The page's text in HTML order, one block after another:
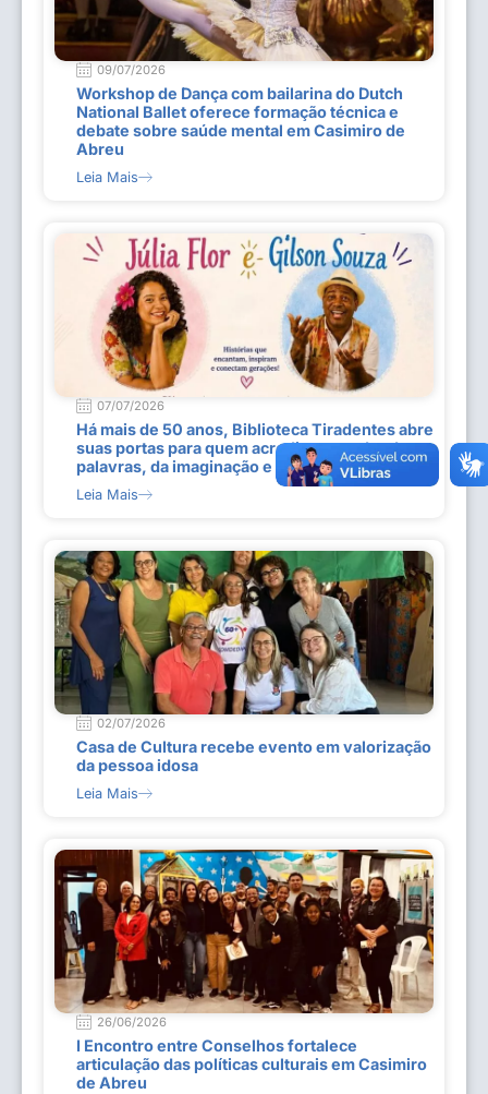
09/07/2026
Workshop de Dança com bailarina do Dutch
National Ballet oferece formação técnica e
debate sobre saúde mental em Casimiro de
Abreu
Leia Mais
07/07/2026
Há mais de 50 anos, Biblioteca Tiradentes abre
suas portas para quem acredita no poder das
palavras, da imaginação e do conhecimento
Leia Mais
02/07/2026
Casa de Cultura recebe evento em valorização
da pessoa idosa
Leia Mais
26/06/2026
I Encontro entre Conselhos fortalece
articulação das políticas culturais em Casimiro
de Abreu